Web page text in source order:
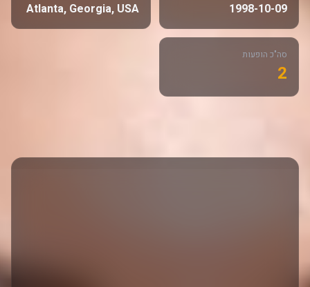
1998-10-09
Atlanta, Georgia, USA
סה"כ הופעות
2